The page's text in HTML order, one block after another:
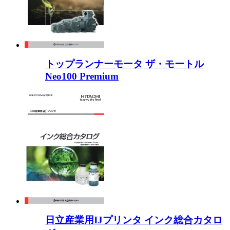
トップランナーモータ ザ・モートル
Neo100 Premium
日立産業用IJプリンタ インク総合カタロ